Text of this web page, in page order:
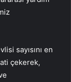
sayısını en
çekerek,